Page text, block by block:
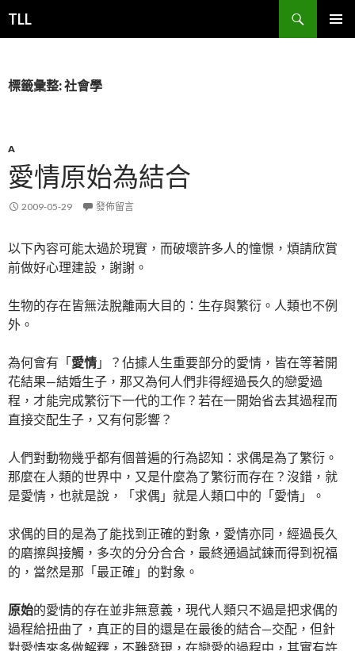
TLL
尋
要
標籤彙整: 社會學
A
愛情原始為結合
2009-05-29 發佈留言
以下內容可能太過於現實，而破壞許多人的憧憬，煩請欣賞
前做好心理建設，謝謝。
生物的存在皆無法脫離兩大目的：生存與繁衍。人類也不例
外。
為何會有「愛情 」？佔據人生重要部分的愛情，皆在等著開
花結果—結婚生子，那又為何人們非得經過長久的戀愛過
程，才能完成繁衍下一代的工作？若在一開始省去其過程而
直接交配生子，又有何影響？
人們對動物幾乎都有個普遍的行為認知：求偶是為了繁衍。
那麼在人類的世界中，又是什麼為了繁衍而存在？沒錯，就
是愛情，也就是說，「求偶」就是人類口中的「愛情」。
求偶的目的是為了能找到正確的對象，愛情亦同，經過長久
的磨擦與接觸，多次的分分合合，最終通過試鍊而得到祝福
的，當然是那「最正確」的對象。
原始的愛情的存在並非無意義，現代人類只不過是把求偶的
過程給扭曲了，真正的目的還是在最後的結合—交配，但針
對愛情來多做解釋，不難發現，在戀愛的過程中，其實有許